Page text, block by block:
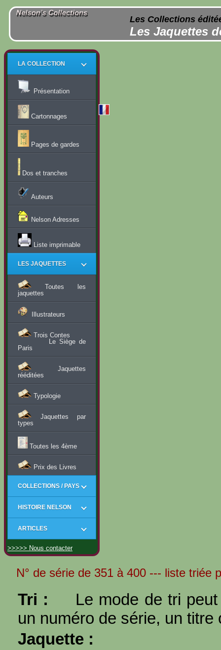
Les Collections
Les Jaquettes
LA COLLECTION
Présentation
Cartonnages
Pages de gardes
Dos et tranches
Auteurs
Nelson Adresses
Liste imprimable
LES JAQUETTES
Toutes les
jaquettes
Illustrateurs
Trois Contes
Le Siège de
Paris
Jaquettes
rééditées
Typologie
Jaquettes par
types
Toutes les 4ème
Prix des Livres
COLLECTIONS / PAYS
HISTOIRE NELSON
ARTICLES
>>>>> Nous contacter
N° de série de 351 à 400 --- liste triée
Tri :
Le mode de tri
un numéro de série, un titre
Jaquette :